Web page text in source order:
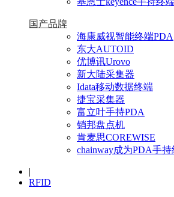
国产品牌
海康威视智能终端PDA
东大AUTOID
优博讯Urovo
新大陆采集器
Idata移动数据终端
捷宝采集器
富立叶手持PDA
销邦盘点机
肯麦思COREWISE
chainway成为PDA手
|
RFID